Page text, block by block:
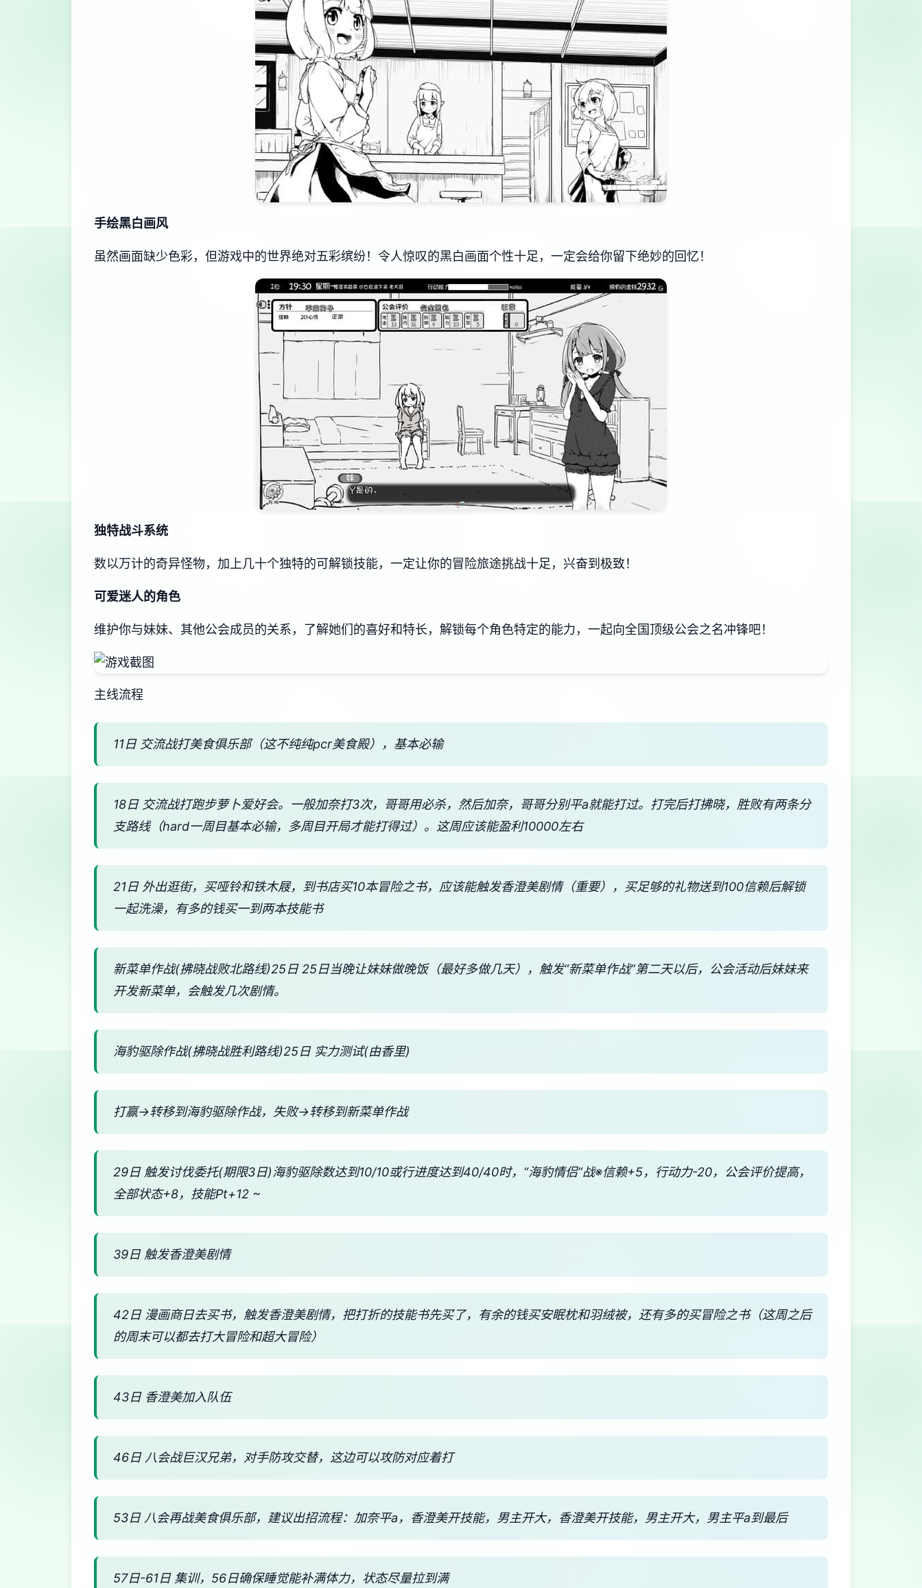
手绘黑白画风
虽然画面缺少色彩，但游戏中的世界绝对五彩缤纷！令人惊叹的黑白画面个性十足，一定会给你留下绝妙的回忆！
独特战斗系统
数以万计的奇异怪物，加上几十个独特的可解锁技能，一定让你的冒险旅途挑战十足，兴奋到极致！
可爱迷人的角色
维护你与妹妹、其他公会成员的关系，了解她们的喜好和特长，解锁每个角色特定的能力，一起向全国顶级公会之名冲锋吧！
主线流程
11日 交流战打美食俱乐部（这不纯纯pcr美食殿），基本必输
18日 交流战打跑步萝卜爱好会。一般加奈打3次，哥哥用必杀，然后加奈，哥哥分别平a就能打过。打完后打拂晓，胜败有两条分
支路线（hard一周目基本必输，多周目开局才能打得过）。这周应该能盈利10000左右
21日 外出逛街，买哑铃和铁木屐，到书店买10本冒险之书，应该能触发香澄美剧情（重要），买足够的礼物送到100信赖后解锁
一起洗澡，有多的钱买一到两本技能书
新菜单作战(拂晓战败北路线)25日 25日当晚让妹妹做晚饭（最好多做几天），触发“新菜单作战”第二天以后，公会活动后妹妹来
开发新菜单，会触发几次剧情。
海豹驱除作战(拂晓战胜利路线)25日 实力测试(由香里)
打赢→转移到海豹驱除作战，失败→转移到新菜单作战
29日 触发讨伐委托(期限3日)海豹驱除数达到10/10或行进度达到40/40时，“海豹情侣”战※信赖+5，行动力-20，公会评价提高，
全部状态+8，技能Pt+12 ~
39日 触发香澄美剧情
42日 漫画商日去买书，触发香澄美剧情，把打折的技能书先买了，有余的钱买安眠枕和羽绒被，还有多的买冒险之书（这周之后
的周末可以都去打大冒险和超大冒险）
43日 香澄美加入队伍
46日 八会战巨汉兄弟，对手防攻交替，这边可以攻防对应着打
53日 八会再战美食俱乐部，建议出招流程：加奈平a，香澄美开技能，男主开大，香澄美开技能，男主开大，男主平a到最后
57日-61日 集训，56日确保睡觉能补满体力，状态尽量拉到满